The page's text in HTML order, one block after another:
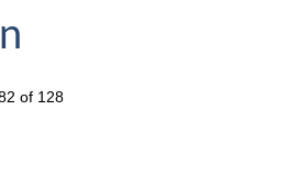
of 128